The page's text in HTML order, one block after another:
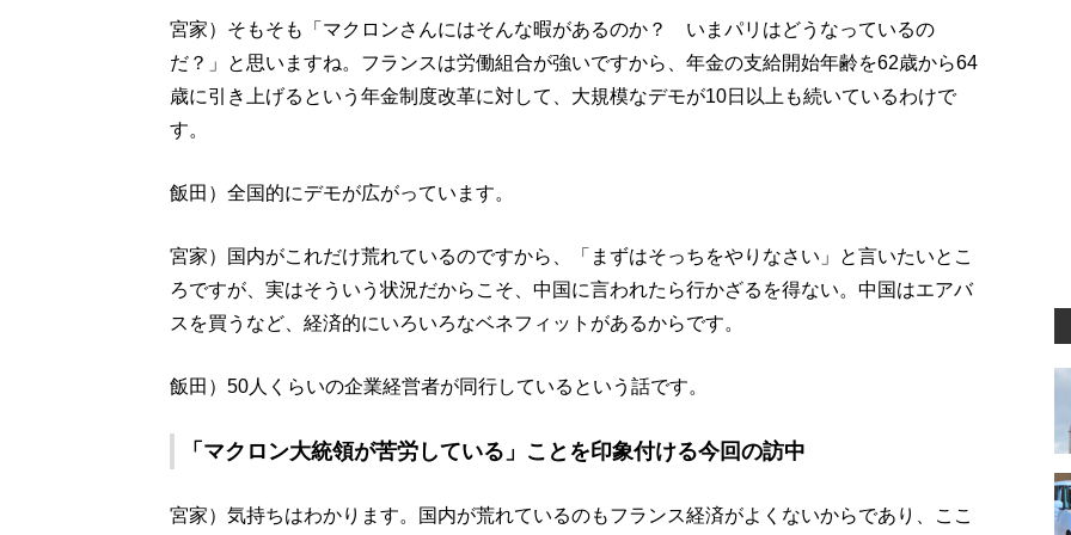
宮家）そもそも「マクロンさんにはそんな暇があるのか？ いまパリはどうなっているの
だ？」と思いますね。フランスは労働組合が強いですから、年金の支給開始年齢を62歳から64
歳に引き上げるという年金制度改革に対して、大規模なデモが10日以上も続いているわけで
す。
飯田）全国的にデモが広がっています。
宮家）国内がこれだけ荒れているのですから、「まずはそっちをやりなさい」と言いたいとこ
ろですが、実はそういう状況だからこそ、中国に言われたら行かざるを得ない。中国はエアバ
スを買うなど、経済的にいろいろなベネフィットがあるからです。
飯田）50人くらいの企業経営者が同行しているという話です。
「マクロン大統領が苦労している」ことを印象付ける今回の訪中
宮家）気持ちはわかります。国内が荒れているのもフランス経済がよくないからであり、ここ